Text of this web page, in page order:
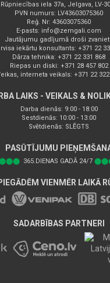
Rūpniecības iela 37a, Jelgava, LV-
PVN numurs: LV43603075360
Reģ. Nr: 43603075360
E-pasts: info@zemgali.com
Jautājumu gadījumā droši
iekārtu konsultants: +371 22
Dārza tehnika: +371 22 331 868
Riepas un diski: +371 28 457 802
interneta veikals: +371 22 322
LAIKS - VEIKALS &
Darba dienās: 9:00 - 18:00
Sestdienās: 10:00 - 13:00
Svētdienās: SLĒGTS
PASŪTĪJUMU
365.DIENAS GADĀ 24/7
VIENMĒR LAIKĀ
SADARBĪBAS PARTNERI